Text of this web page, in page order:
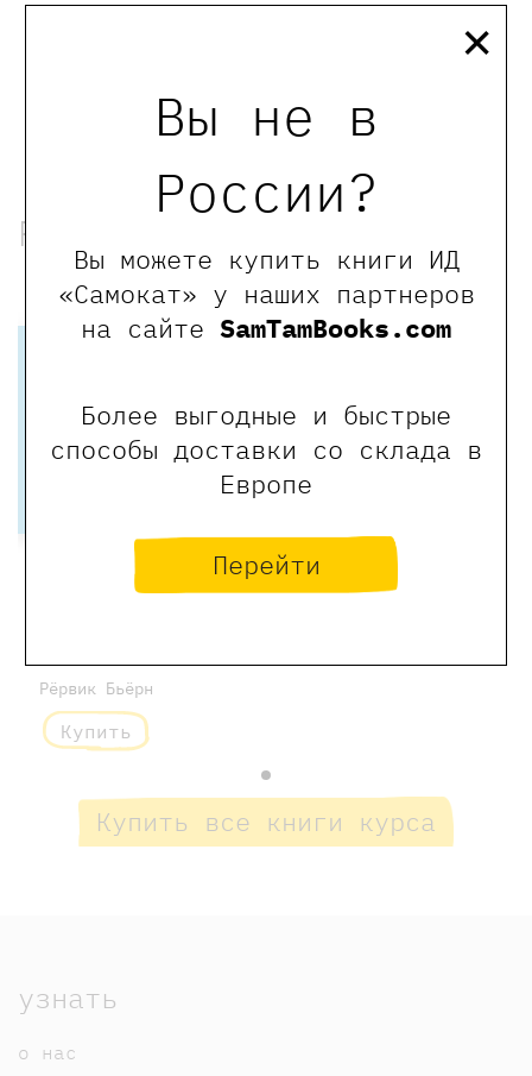
Вы не в
России?
Вы можете купить книги ИД
«Самокат» у наших партнеров
на сайте SamTamBooks.com
Более выгодные и быстрые
способы доставки со склада в
Европе
Перейти
×
оставлять только зарегистрированные пользователи
сайта
Рекомендованные книги
Хит
Кафе «Птичий
Рёрвик Бьёрн
Купить
Купить все книги курса
узнать
о нас